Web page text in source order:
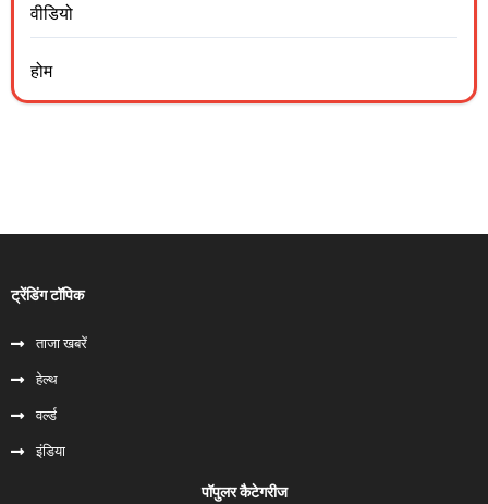
वीडियो
होम
ट्रेंडिंग टॉपिक
ताजा खबरें
हेल्‍थ
वर्ल्ड
इंडिया
पॉपुलर कैटेगरीज